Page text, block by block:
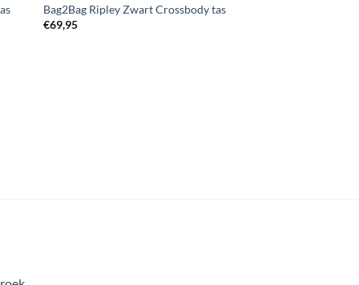
Bag2Bag Ripley Zwart Crossbody tas
€69,95